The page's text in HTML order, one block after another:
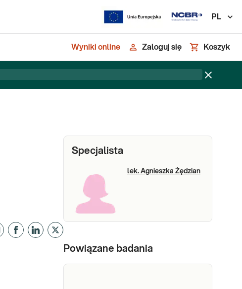
PL
Wyniki online Zaloguj się Koszyk
Specjalista
lek. Agnieszka Żędzian
Powiązane badania